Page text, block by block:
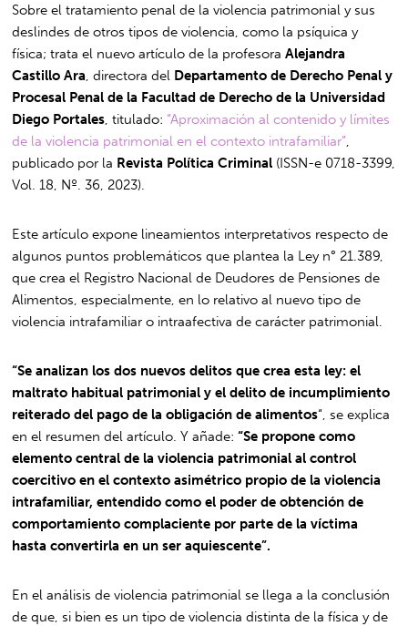
Sobre el tratamiento penal de la violencia patrimonial y sus
deslindes de otros tipos de violencia, como la psíquica y
física; trata el nuevo artículo de la profesoraAlejandra
Castillo Ara , directora del Departamento de Derecho Penal y
Procesal Penal de la Facultad de Derecho de la Universidad
Diego Portales , titulado: “Aproximación al contenido y límites
de la violencia patrimonial en el contexto intrafamiliar”
publicado por la Revista Política Criminal (ISSN-e 0718-3399,
Vol. 18, Nº. 36, 2023).
Este artículo expone lineamientos interpretativos respecto de
algunos puntos problemáticos que plantea la Ley n° 21.389,
que crea el Registro Nacional de Deudores de Pensiones de
Alimentos, especialmente, en lo relativo al nuevo tipo de
violencia intrafamiliar o intraafectiva de carácter patrimonial.
“Se analizan los dos nuevos delitos que crea esta ley: el
maltrato habitual patrimonial y el delito de incumplimiento
reiterado del pago de la obligación de alimentos“, se explica
en el resumen del artículo. Y añade:“Se propone como
elemento central de la violencia patrimonial al control
coercitivo en el contexto asimétrico propio de la violencia
intrafamiliar, entendido como el poder de obtención de
comportamiento complaciente por parte de la víctima
hasta convertirla en un ser aquiescente”.
En el análisis de violencia patrimonial se llega a la conclusión
de que, si bien es un tipo de violencia distinta de la física y de